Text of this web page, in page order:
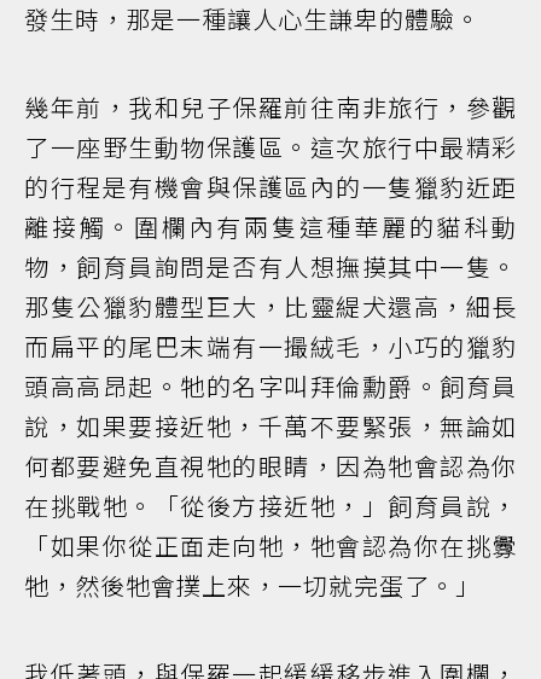
發生時，那是一種讓人心生謙卑的體驗。
幾年前，我和兒子保羅前往南非旅行，參觀
了一座野生動物保護區。這次旅行中最精彩
的行程是有機會與保護區內的一隻獵豹近距
離接觸。圍欄內有兩隻這種華麗的貓科動
物，飼育員詢問是否有人想撫摸其中一隻。
那隻公獵豹體型巨大，比靈緹犬還高，細長
而扁平的尾巴末端有一撮絨毛，小巧的獵豹
頭高高昂起。牠的名字叫拜倫勳爵。飼育員
說，如果要接近牠，千萬不要緊張，無論如
何都要避免直視牠的眼睛，因為牠會認為你
在挑戰牠。「從後方接近牠，」飼育員說，
「如果你從正面走向牠，牠會認為你在挑釁
牠，然後牠會撲上來，一切就完蛋了。」